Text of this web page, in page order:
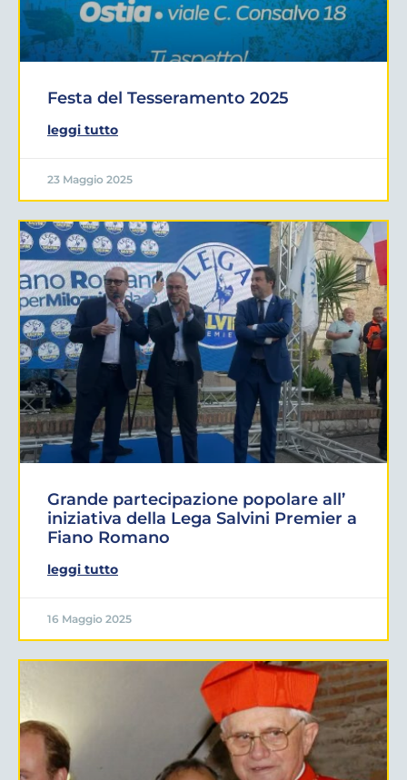
Festa del Tesseramento 2025
leggi tutto
23 Maggio 2025
Grande partecipazione popolare all’
iniziativa della Lega Salvini Premier a
Fiano Romano
leggi tutto
16 Maggio 2025